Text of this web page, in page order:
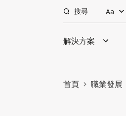
搜尋 Aa
解決方案
首頁 職業發展